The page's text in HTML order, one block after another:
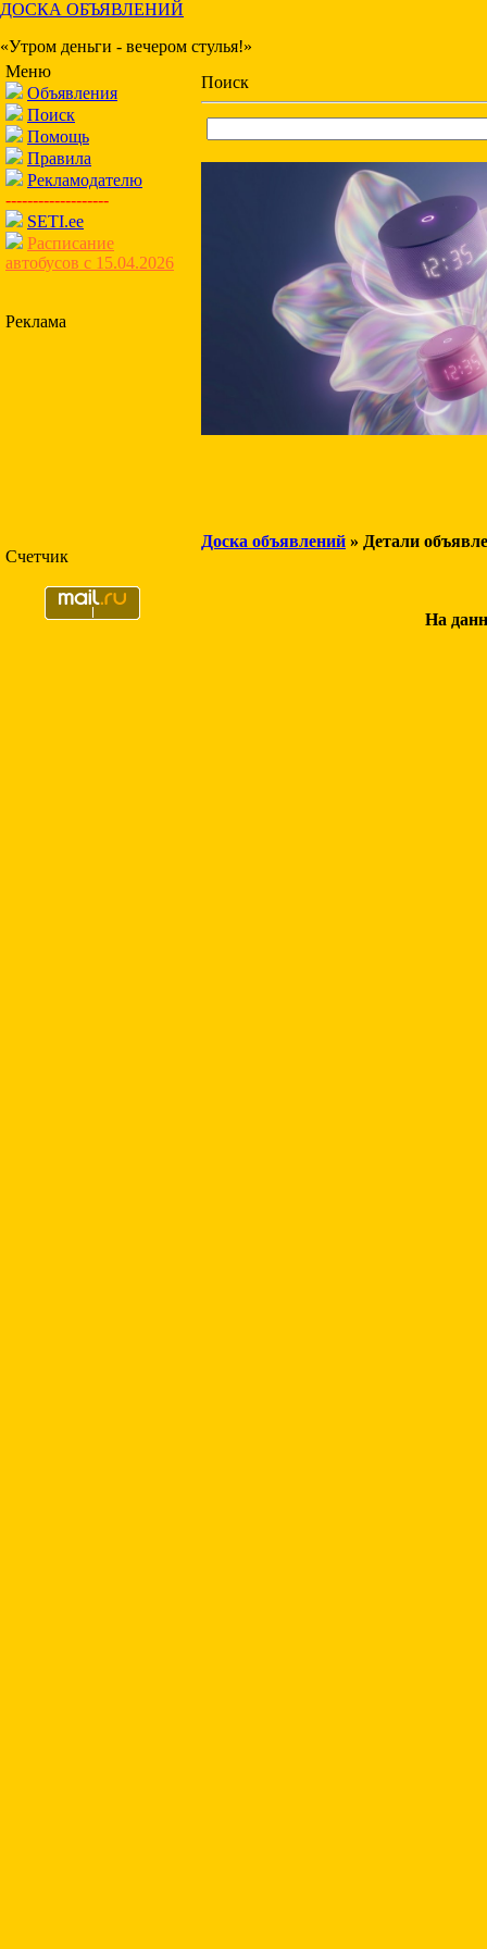
ДОСКА ОБЪЯВЛЕНИЙ
«Утром деньги - вечером стулья!»
Меню
Объявления
Поиск
Помощь
Правила
Рекламодателю
-------------------
SETI.ee
Расписание
автобусов с 15.04.2026
Реклама
Счетчик
Поиск
Доска объявлений » Детали
На